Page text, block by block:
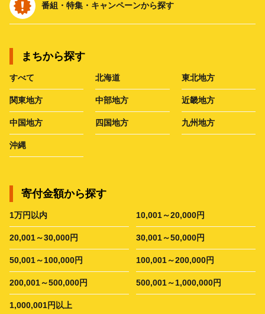
番組・特集・キャンペーンから探す
まちから探す
すべて 北海道 東北地方
関東地方 中部地方 近畿地方
中国地方 四国地方 九州地方
沖縄
寄付金額から探す
1万円以内 10,001～20,000円
20,001～30,000円 30,001～50,000円
50,001～100,000円 100,001～200,000円
200,001～500,000円 500,001～1,000,000円
1,000,001円以上